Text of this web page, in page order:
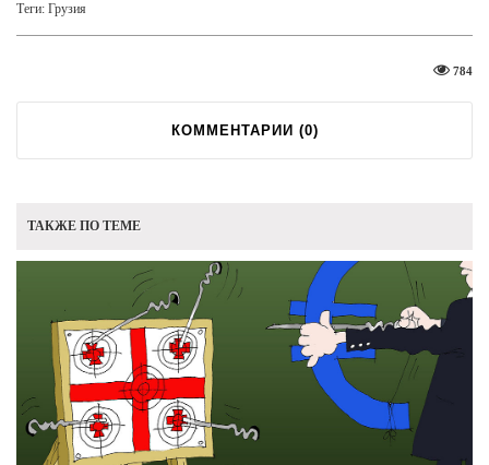
Теги: Грузия
784
КОММЕНТАРИИ (0)
ТАКЖЕ ПО ТЕМЕ